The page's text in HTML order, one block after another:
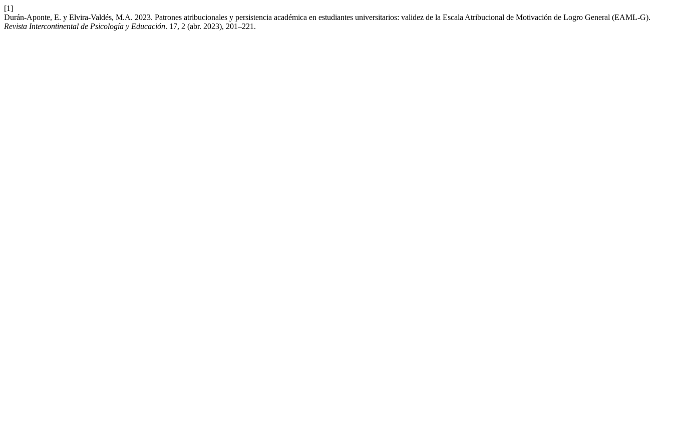
[1]
Durán-Aponte, E. y Elvira-Valdés, M.A. 2023. Patrones atribucionales y persistencia académica en estudiantes universitarios: validez de la Escala Atribucional de Motivación de Logro General (EAML-G).
Revista Intercontinental de Psicología y Educación. 17, 2 (abr. 2023), 201–221.